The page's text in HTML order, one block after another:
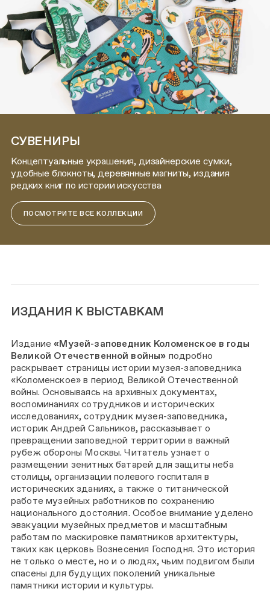
СУВЕНИРЫ
Концептуальные украшения, дизайнерские сумки,
удобные блокноты, деревянные магниты, издания
редких книг по истории искусства
ПОСМОТРИТЕ ВСЕ КОЛЛЕКЦИИ
ИЗДАНИЯ К ВЫСТАВКАМ
Издание«Музей-заповедник Коломенское в годы
Великой Отечественной войны» подробно
раскрывает страницы истории музея-заповедника
«Коломенское» в период Великой Отечественной
войны. Основываясь на архивных документах,
воспоминаниях сотрудников и исторических
исследованиях, сотрудник музея-заповедника,
историк Андрей Сальников, рассказывает о
превращении заповедной территории в важный
рубеж обороны Москвы. Читатель узнает о
размещении зенитных батарей для защиты неба
столицы, организации полевого госпиталя в
исторических зданиях, а также о титанической
работе музейных работников по сохранению
национального достояния. Особое внимание уделено
эвакуации музейных предметов и масштабным
работам по маскировке памятников архитектуры,
таких как церковь Вознесения Господня. Это история
не только о месте, но и о людях, чьим подвигом были
спасены для будущих поколений уникальные
памятники истории и культуры.